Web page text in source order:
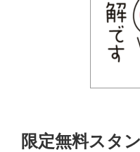
限定無料スタ